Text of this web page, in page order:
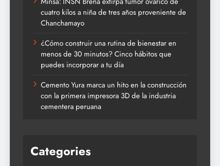
cuatro kilos a niña de tres años proveniente de
Chanchamayo
¿Cómo construir una rutina de bienestar en
menos de 30 minutos? Cinco hábitos que
puedes incorporar a tu día
Cemento Yura marca un hito en la construcción
con la primera impresora 3D de la industria
cementera peruana
Categories